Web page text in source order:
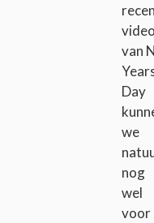
video
van
Day
we
nog
wel
voor